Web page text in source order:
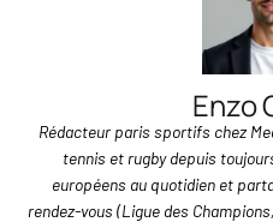
Enzo
Rédacteur paris sportifs chez
tennis et rugby depuis
européens au quotidien et
rendez-vous (Ligue des